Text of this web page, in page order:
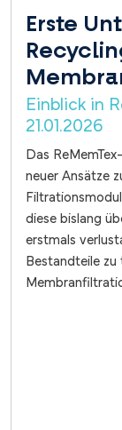
Erste
Einblick in
21.01.2026
Das
neuer Ansätze
diese bislang
erstmals
Bestandteile zu